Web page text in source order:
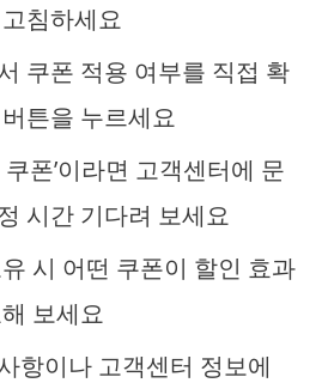
침하세요
쿠폰 적용 여부를 직접 확
튼을 누르세요
쿠폰’이라면 고객센터에 문
시간 기다려 보세요
시 어떤 쿠폰이 할인 효과
보세요
항이나 고객센터 정보에